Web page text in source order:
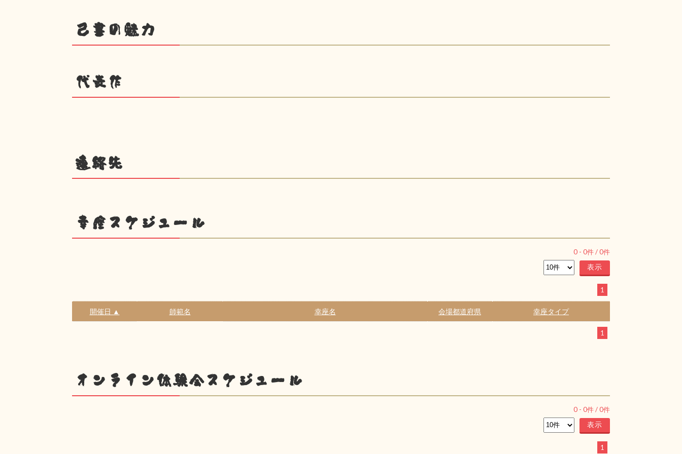
己書の魅力
代表作
連絡先
幸座スケジュール
0 - 0件 /0件
1
開催日 ▲ 師範名 幸座名 会場都道府県 幸座タイプ
1
オンライン体験会スケジュール
0 - 0件 /0件
1